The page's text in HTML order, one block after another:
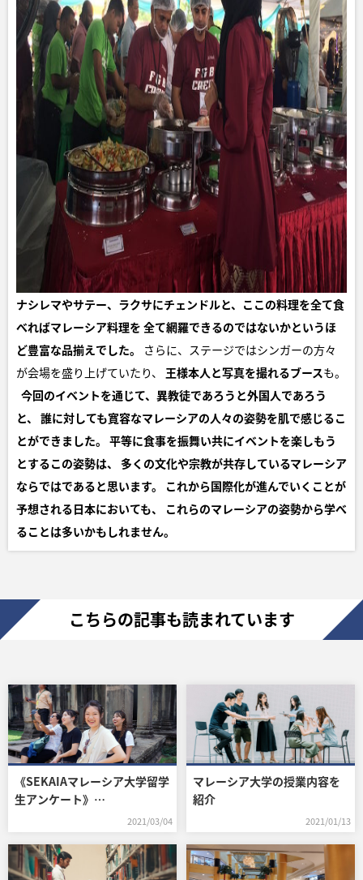
ナシレマやサテー、ラクサにチェンドルと、ここの料理を全て食
べればマレーシア料理を 全て網羅できるのではないかというほ
ど豊富な品揃えでした。
さらに、ステージではシンガーの方々
が会場を盛り上げていたり、 王様本人と写真を撮れるブースも。
今回のイベントを通じて、異教徒であろうと外国人であろう
と、 誰に対しても寛容なマレーシアの人々の姿勢を肌で感じるこ
とができました。 平等に食事を振舞い共にイベントを楽しもう
とするこの姿勢は、
多くの文化や宗教が共存しているマレーシア
ならではであると思います。
これから国際化が進んでいくことが
予想される日本においても、
これらのマレーシアの姿勢から学べ
ることは多いかもしれません。
こちらの記事も読まれています
《SEKAIAマレーシア大学留学
生アンケート》
テイラーズ大学 筒井日南子
さん
2021/03/04
マレーシア大学の授業内容を
紹介
2021/01/13